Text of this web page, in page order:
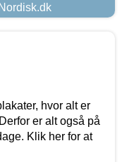
hvor alt er
er alt også på
Klik her for at